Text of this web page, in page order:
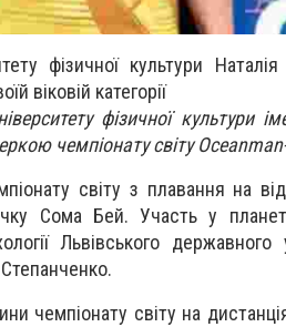
фізичної культури
віковій категорії
фізичної культури
чемпіонату світу
світу з плавання на
Сома Бей. Участь у
Львівського державного
чемпіонату світу на